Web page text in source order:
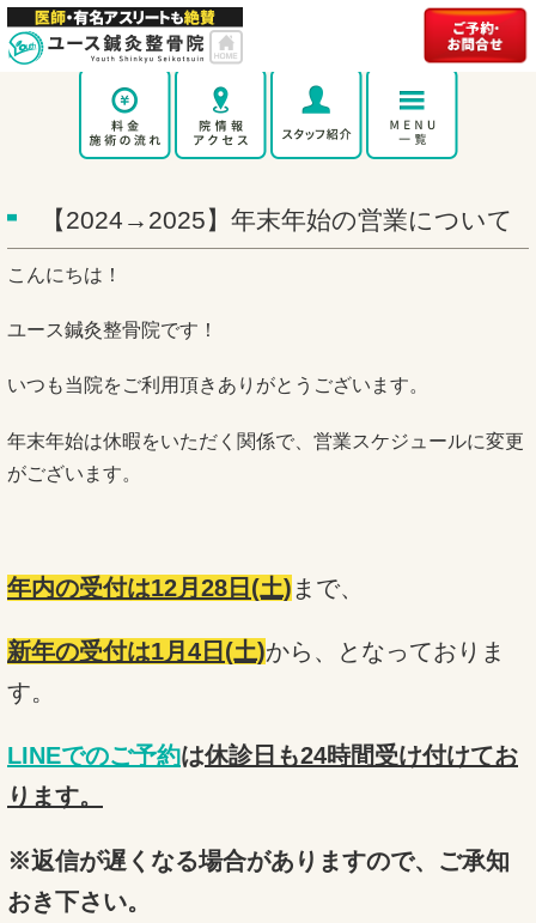
【2024→2025】年末年始の営業について
こんにちは！
ユース鍼灸整骨院です！
いつも当院をご利用頂きありがとうございます。
年末年始は休暇をいただく関係で、営業スケジュールに変更
がございます。
年内の受付は12月28日(土) まで、
新年の受付は1月4日(土)から、となっておりま
す。
LINEでのご予約は休診日も24時間受け付けてお
ります。
※返信が遅くなる場合がありますので、ご承知
おき下さい。